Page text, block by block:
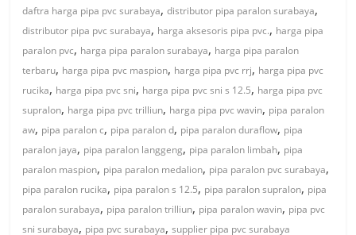
daftra harga pipa pvc surabaya,distributor pipa paralon surabaya,
distributor pipa pvc surabaya, harga aksesoris pipa pvc., harga pipa
paralon pvc, harga pipa paralon surabaya, harga pipa paralon
terbaru, harga pipa pvc maspion, harga pipa pvc rrj, harga pipa pvc
rucika, harga pipa pvc sni, harga pipa pvc sni s 12.5, harga pipa pvc
supralon, harga pipa pvc trilliun, harga pipa pvc wavin, pipa paralon
aw, pipa paralon c, pipa paralon d, pipa paralon duraflow, pipa
paralon jaya, pipa paralon langgeng, pipa paralon limbah, pipa
paralon maspion, pipa paralon medalion, pipa paralon pvc surabaya,
pipa paralon rucika, pipa paralon s 12.5, pipa paralon supralon, pipa
paralon surabaya, pipa paralon trilliun, pipa paralon wavin, pipa pvc
sni surabaya, pipa pvc surabaya,supplier pipa pvc surabaya